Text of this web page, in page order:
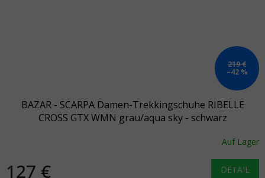
219 €
–42 %
BAZAR - SCARPA Damen-Trekkingschuhe RIBELLE
CROSS GTX WMN grau/aqua sky - schwarz
Auf Lager
127 € DETAIL